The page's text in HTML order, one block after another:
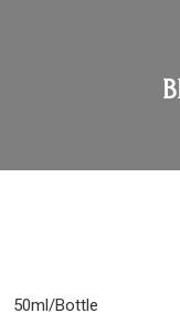
50ml/Bottle